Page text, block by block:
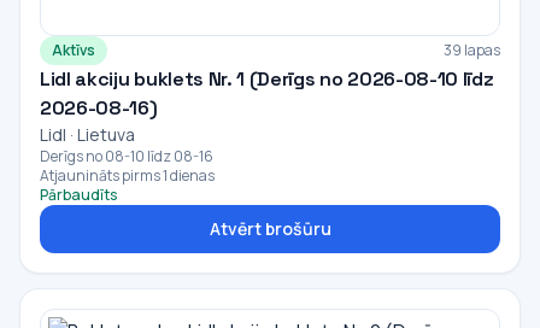
Aktīvs 39 lapas
Lidl akciju buklets Nr. 1 (Derīgs no 2026-08-10 līdz
2026-08-16)
Lidl · Lietuva
Derīgs no 08-10 līdz 08-16
Atjaunināts pirms 1 dienas
Pārbaudīts
Atvērt brošūru